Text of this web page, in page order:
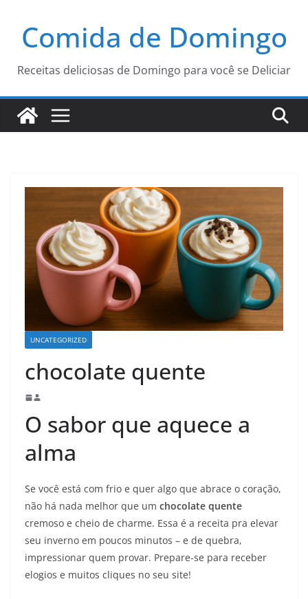
conteúdo
Comida de Domingo
Receitas deliciosas de Domingo para você se Deliciar
UNCATEGORIZED
chocolate quente
O sabor que aquece a
alma
Se você está com frio e quer algo que abrace o coração,
não há nada melhor que um chocolate quente
cremoso e cheio de charme. Essa é a receita pra elevar
seu inverno em poucos minutos – e de quebra,
impressionar quem provar. Prepare-se para receber
elogios e muitos cliques no seu site!